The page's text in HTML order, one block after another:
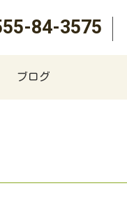
84-3575
ブログ